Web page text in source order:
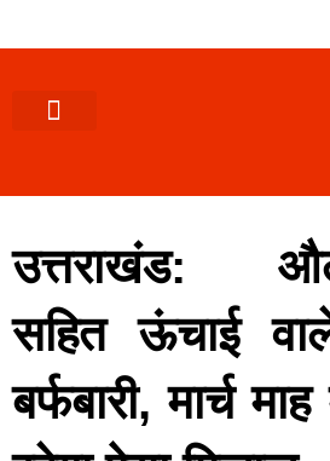
उत्तराखंड:
सहित ऊंचाई
बर्फबारी, मार्च